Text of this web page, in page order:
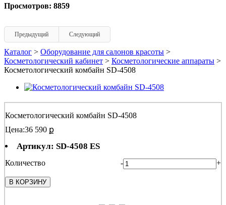
Просмотров: 8859
Предыдущий Следующий
Каталог > Оборудование для салонов красоты >
Косметологический кабинет > Косметологические аппараты >
Косметологический комбайн SD-4508
Косметологический комбайн SD-4508
Цена:36 590 ք
Артикул: SD-4508 ES
Количество - +
В КОРЗИНУ